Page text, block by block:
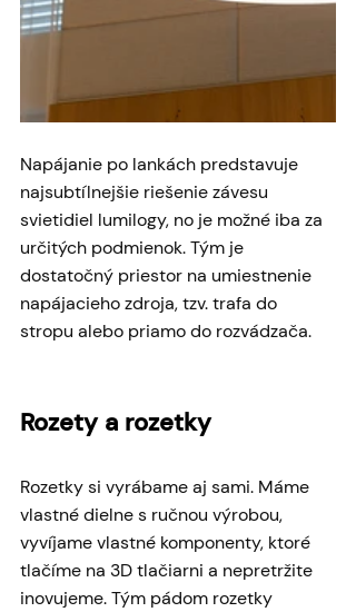
Napájanie po lankách predstavuje
najsubtílnejšie riešenie závesu
svietidiel lumilogy, no je možné iba za
určitých podmienok. Tým je
dostatočný priestor na umiestnenie
napájacieho zdroja, tzv. trafa do
stropu alebo priamo do rozvádzača.
Rozety a rozetky
Rozetky si vyrábame aj sami. Máme
vlastné dielne s ručnou výrobou,
vyvíjame vlastné komponenty, ktoré
tlačíme na 3D tlačiarni a nepretržite
inovujeme. Tým pádom rozetky